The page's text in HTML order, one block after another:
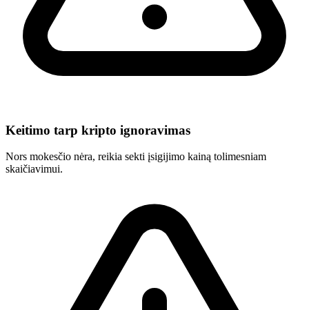
Keitimo tarp kripto ignoravimas
Nors mokesčio nėra, reikia sekti įsigijimo kainą tolimesniam
skaičiavimui.